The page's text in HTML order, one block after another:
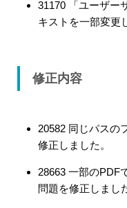
31170 「ユーザー
キストを一部変更
修正内容
20582 同じパスの
修正しました。
28663 一部のPDF
問題を修正しまし